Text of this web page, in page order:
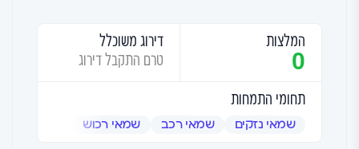
המלצות
0
דירוג משוכלל
טרם התקבל דירוג
תחומי התמחות
שמאי נזקים שמאי רכב שמאי רכוש